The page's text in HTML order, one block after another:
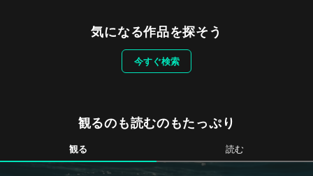
気になる作品を探そう
今すぐ検索
観るのも読むのもたっぷり
観る 読む